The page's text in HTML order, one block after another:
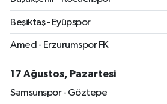
Beşiktaş - Eyüpspor
Amed - Erzurumspor FK
17 Ağustos, Pazartesi
Samsunspor - Göztepe